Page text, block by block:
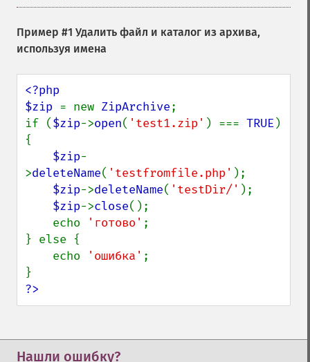
Пример #1 Удалить файл и каталог из архива,
используя имена
<?php
$zip = new ZipArchive;
if ($zip->open( 'test1.zip' ) === TRUE )
{
$zip-
>deleteName( 'testfromfile.php' );
$zip->deleteName( 'testDir/' );
$zip->close();
    echo
'готово' ;
} else {
    echo
'ошибка' ;
?>
Нашли ошибку?